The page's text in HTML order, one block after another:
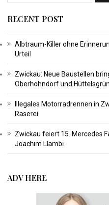
RECENT POST
Albtraum-Killer ohne
Urteil
Zwickau: Neue Baustellen
Oberhohndorf und Hüttelsgrün
Illegales Motorradrennen in
Raserei
Zwickau feiert 15. Mercedes
Joachim Llambi
ADV HERE